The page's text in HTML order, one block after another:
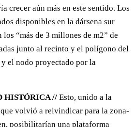
crecer aún más en este sentido. Los
disponibles en la dársena sur
los “más de 3 millones de m2” de
junto al recinto y el polígono del
el nodo proyectado por la
HISTÓRICA // Esto, unido a la
volvió a reivindicar para la zona-
posibilitarían una plataforma